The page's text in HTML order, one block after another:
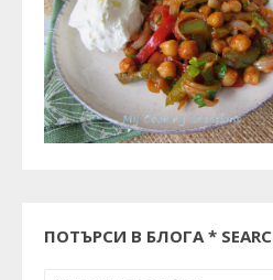
ПОТЪРСИ В БЛОГА *